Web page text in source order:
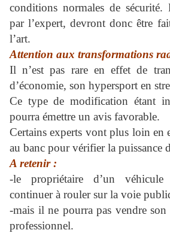
conditions normales de
par l’expert, devront donc être
l’art.
Attention aux transformations
Il n’est pas rare en effet de
d’économie, son hypersport en
Ce type de modification étant
pourra émettre un avis favorable.
Certains experts vont plus loin en
au banc pour vérifier la puissance
A retenir :
-le propriétaire d’un
continuer à rouler sur la voie
-mais il ne pourra pas vendre
professionnel.